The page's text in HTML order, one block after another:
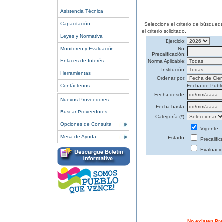
Asistencia Técnica
Capacitación
Leyes y Normativa
Monitoreo y Evaluación
Enlaces de Interés
Herramientas
Contáctenos
Nuevos Proveedores
Buscar Proveedores
Opciones de Consulta
Mesa de Ayuda
Seleccione el criterio de
el criterio solicitado.
Ejercicio:
No.
Precalificación:
Norma Aplicable:
Institución:
Ordenar por:
Fecha de
Fecha desde:
Fecha hasta:
Categoría (*):
Estado:
Vigente
No existen